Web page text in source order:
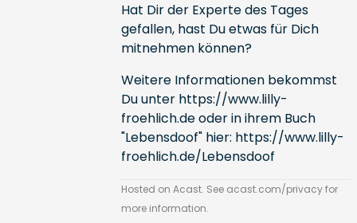
Hat Dir der Experte des Tages
gefallen, hast Du etwas für Dich
mitnehmen können?
Weitere Informationen bekommst
Du unter https://www.lilly-
froehlich.deoder in ihrem Buch
"Lebensdoof" hier: https://www.lilly-
froehlich.de/Lebensdoof
Hosted on Acast. See acast.com/privacyfor
more information.